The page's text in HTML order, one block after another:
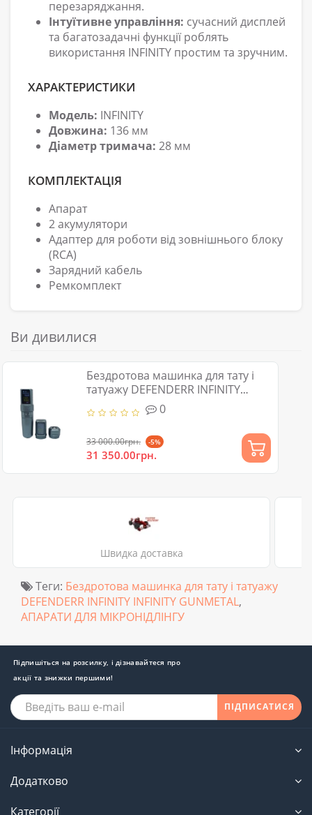
перезаряджання.
Інтуїтивне управління: сучасний дисплей
та багатозадачні функції роблять
використання INFINITY простим та зручним.
ХАРАКТЕРИСТИКИ
Модель: INFINITY
Довжина: 136 мм
Діаметр тримача: 28 мм
КОМПЛЕКТАЦІЯ
Апарат
2 акумулятори
Адаптер для роботи від зовнішнього блоку
(RCA)
Зарядний кабель
Ремкомплект
Ви дивилися
Бездротова машинка для тату і
татуажу DEFENDERR INFINITY
INFINITY GUNMETAL
0
33 000.00грн. -5%
31 350.00грн.
Швидка доставка
Теги: Бездротова машинка для тату і татуажу
DEFENDERR INFINITY INFINITY GUNMETAL,
АПАРАТИ ДЛЯ МІКРОНІДЛІНГУ
Підпишіться на розсилку, і дізнавайтеся про
акції та знижки першими!
ПІДПИСАТИСЯ
Інформація
Додатково
Категорії